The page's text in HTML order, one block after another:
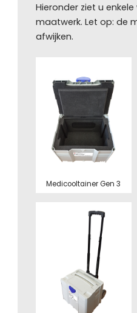
Hieronder ziet u
maatwerk. Let op: de
afwijken.
Medicooltainer Gen 3